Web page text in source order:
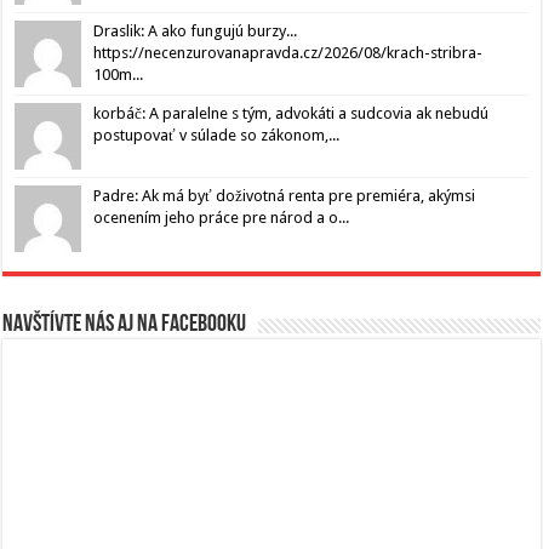
Draslik: A ako fungujú burzy...
https://necenzurovanapravda.cz/2026/08/krach-stribra-
100m...
korbáč: A paralelne s tým, advokáti a sudcovia ak nebudú
postupovať v súlade so zákonom,...
Padre: Ak má byť doživotná renta pre premiéra, akýmsi
ocenením jeho práce pre národ a o...
Navštívte nás aj na Facebooku